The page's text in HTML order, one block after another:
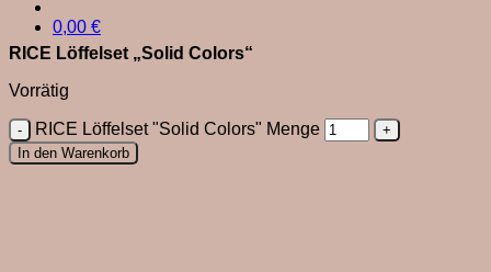
0,00 €
RICE Löffelset „Solid Colors“
Vorrätig
RICE Löffelset "Solid Colors" Menge
In den Warenkorb